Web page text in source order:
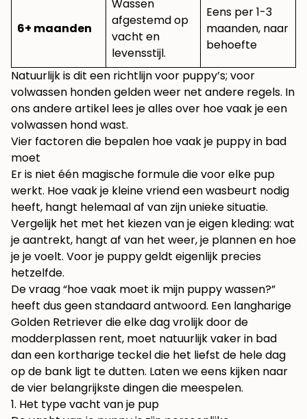
6+ maanden
Wassen
afgestemd op
vacht en
levensstijl.
Eens per 1-3
maanden, naar
behoefte
Natuurlijk is dit een richtlijn voor puppy’s; voor
volwassen honden gelden weer net andere regels. In
ons andere artikel lees je alles over hoe vaak je een
volwassen hond wast.
Vier factoren die bepalen hoe vaak je puppy in bad
moet
Er is niet één magische formule die voor elke pup
werkt. Hoe vaak je kleine vriend een wasbeurt nodig
heeft, hangt helemaal af van zijn unieke situatie.
Vergelijk het met het kiezen van je eigen kleding: wat
je aantrekt, hangt af van het weer, je plannen en hoe
je je voelt. Voor je puppy geldt eigenlijk precies
hetzelfde.
De vraag “hoe vaak moet ik mijn puppy wassen?”
heeft dus geen standaard antwoord. Een langharige
Golden Retriever die elke dag vrolijk door de
modderplassen rent, moet natuurlijk vaker in bad
dan een kortharige teckel die het liefst de hele dag
op de bank ligt te dutten. Laten we eens kijken naar
de vier belangrijkste dingen die meespelen.
1. Het type vacht van je pup